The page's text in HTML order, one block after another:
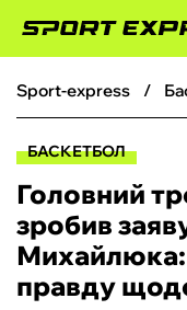
ФУТБОЛ
БОКС
ХОКЕЙ
sport-express
БАСКЕТБОЛ
Головний
зробив
Михайлюка:
правду